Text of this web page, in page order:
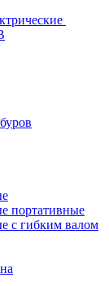
портативные
с гибким валом